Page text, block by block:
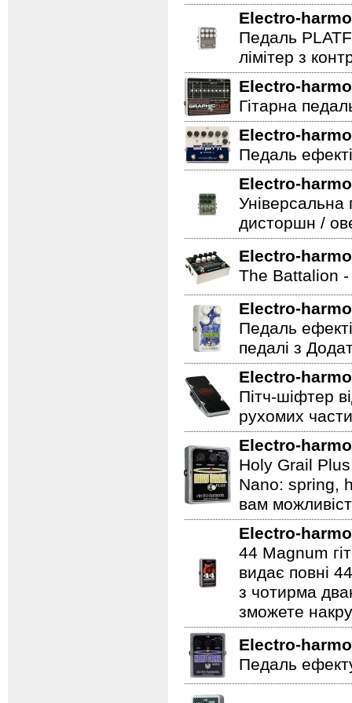
Electro-
Педаль
лімітер з
Electro-
Гітарна
Electro-
Педаль
Electro-
Універсальна
дисторшн /
Electro-
The Battalion -
Electro-
Педаль
педалі з
Electro-
Пітч-шіфтер
рухомих
Electro-
Holy Grail Plus
Nano: spring,
вам
Electro-
44 Magnum
видає повні
з чотирма
зможете
Electro-
Педаль